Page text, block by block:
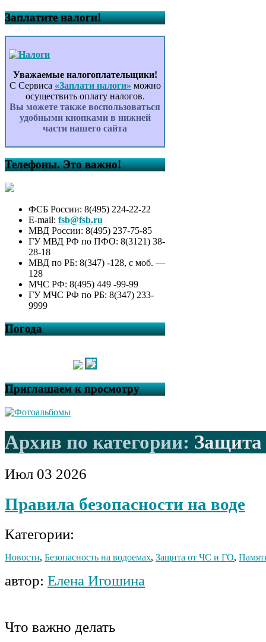
Заплатите налоги!
Уважаемые налогоплательщики!
С Сервиса «Заплати налоги» можно
осуществить оплату налогов.
Вы можете также воспользоваться
удобными кнопками в нижней
части нашего сайта
Телефоны. Это важно!
ФСБ России: 8(495) 224-22-22
E-mail: fsb@fsb.ru
МВД России: 8(495) 237-75-85
ГУ МВД РФ по ПФО: 8(3121) 38-
28-18
МВД по РБ: 8(347) -128, с моб. —
128
МЧС РФ: 8(495) 449 -99-99
ГУ МЧС РФ по РБ: 8(347) 233-
9999
Погода
Приглашаем к просмотру
Архив по категории:
Июл 03 2026
Правила безопасности на воде
Категории:
Новости, Безопасность на водоемах, Защита от ЧС и ГО,
автор: Елена Игошина
Что важно делать